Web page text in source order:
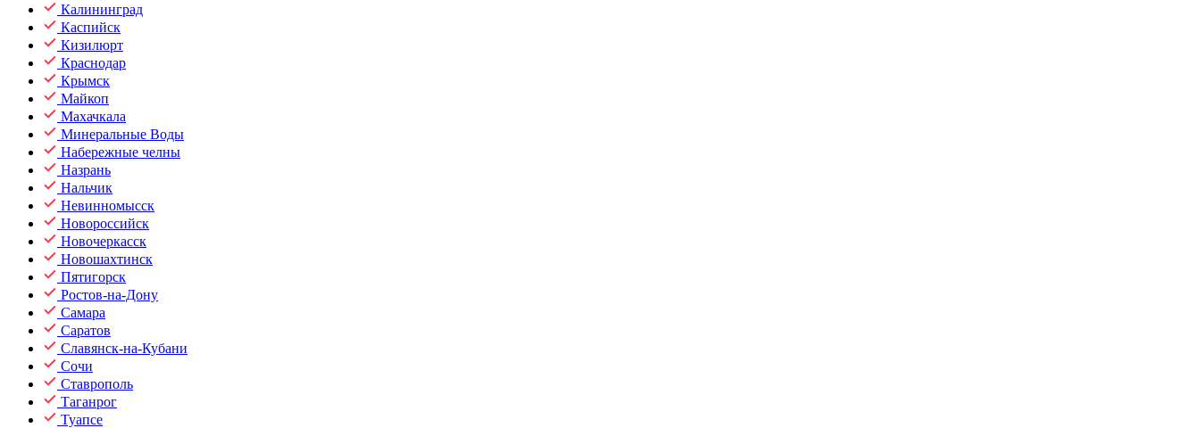
Калининград
Каспийск
Кизилюрт
Краснодар
Крымск
Майкоп
Махачкала
Минеральные Воды
Набережные челны
Назрань
Нальчик
Невинномысск
Новороссийск
Новочеркасск
Новошахтинск
Пятигорск
Ростов-на-Дону
Самара
Саратов
Славянск-на-Кубани
Сочи
Ставрополь
Таганрог
Туапсе